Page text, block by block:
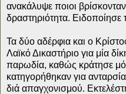
ανακάλυψε ποιοι
δραστηριότητα. Ειδοποίησε
Τα δύο αδέρφια και ο
Λαϊκό Δικαστήριο για μία
παρωδία, καθώς κράτησε
κατηγορήθηκαν για
διά απαγχονισμού.